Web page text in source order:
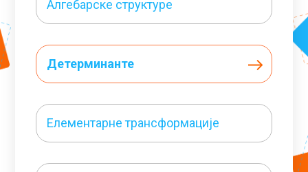
Алгебарске структуре
Детерминанте
Елементарне трансформације